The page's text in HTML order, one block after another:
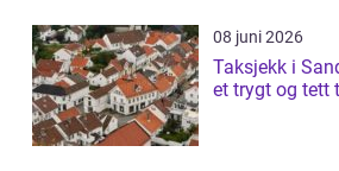
08 juni 2026
Taksjekk i
et trygt og tett